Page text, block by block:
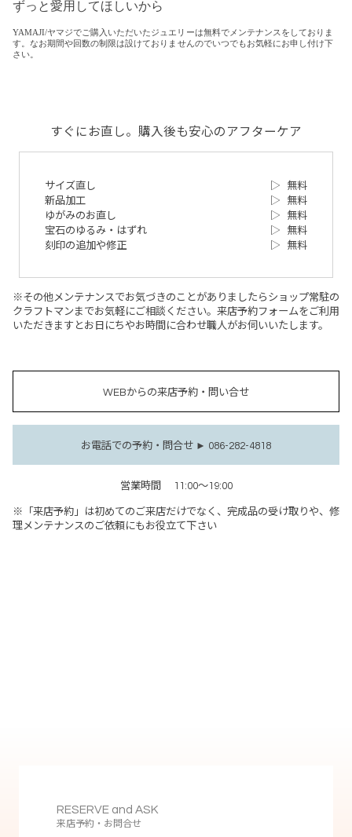
ずっと愛用してほしいから
YAMAJI/ヤマジでご購入いただいたジュエリーは無料でメンテナンスをしておりま
す。なお期間や回数の制限は設けておりませんのでいつでもお気軽にお申し付け下
さい。
すぐにお直し。購入後も安心のアフターケア
サイズ直し ▷
無料
新品加工
▷
無料
ゆがみのお直し
▷
無料
宝石のゆるみ・はずれ
▷
無料
刻印の追加や修正
▷ 無料
※その他メンテナンスでお気づきのことがありましたらショップ常駐の
クラフトマンまでお気軽にご相談ください。来店予約フォームをご利用
いただきますとお日にちやお時間に合わせ職人がお伺いいたします。
WEBからの来店予約・問い合せ
お電話での予約・問合せ ► 086-282-4818
営業時間 11:00～19:00
※「来店予約」は初めてのご来店だけでなく、完成品の受け取りや、修
理メンテナンスのご依頼にもお役立て下さい
RESERVE and ASK
来店予約・お問合せ